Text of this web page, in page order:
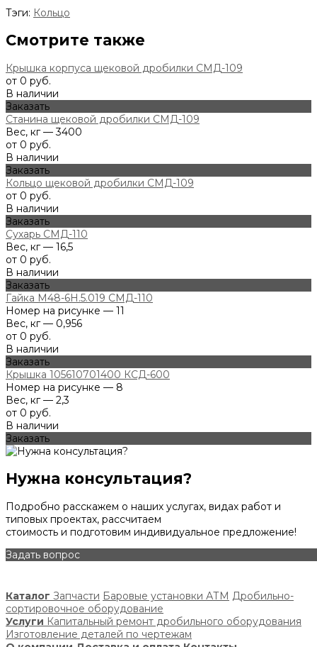
Тэги: Кольцо
Смотрите также
Крышка корпуса щековой дробилки СМД-109
от 0 руб.
В наличии
Заказать
Станина щековой дробилки СМД-109
Вес, кг — 3400
от 0 руб.
В наличии
Заказать
Кольцо щековой дробилки СМД-109
от 0 руб.
В наличии
Заказать
Сухарь СМД-110
Вес, кг — 16,5
от 0 руб.
В наличии
Заказать
Гайка М48-6Н.5.019 СМД-110
Номер на рисунке — 11
Вес, кг — 0,956
от 0 руб.
В наличии
Заказать
Крышка 105610701400 КСД-600
Номер на рисунке — 8
Вес, кг — 2,3
от 0 руб.
В наличии
Заказать
Нужна консультация?
Подробно расскажем о наших услугах, видах работ и
типовых проектах, рассчитаем
стоимость и подготовим индивидуальное предложение!
Задать вопрос
Каталог Запчасти Баровые установки АТМ Дробильно-
сортировочное оборудование
Услуги Капитальный ремонт дробильного оборудования
Изготовление деталей по чертежам